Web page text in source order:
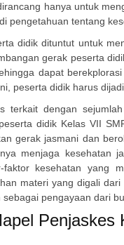
hanya untuk
pengetahuan tentang
didik dituntut untuk
gerak peserta
dapat
peserta didik harus
terkait dengan
didik Kelas VII
gerak jasmani dan
menjaga kesehatan
kesehatan yang
materi yang digali
pengayaan dari
Penjaskes